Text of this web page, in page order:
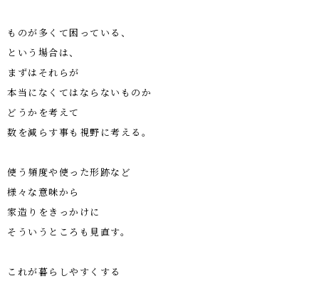
ものが多くて困っている、
という場合は、
まずはそれらが
本当になくてはならないものか
どうかを考えて
数を減らす事も視野に考える。
使う頻度や使った形跡など
様々な意味から
家造りをきっかけに
そういうところも見直す。
これが暮らしやすくする